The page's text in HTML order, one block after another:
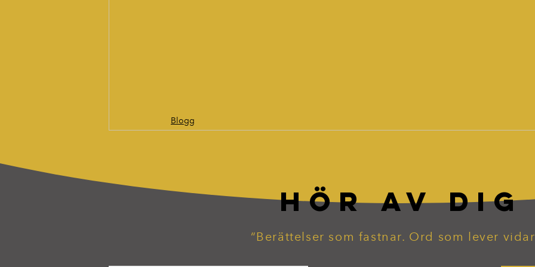
Blogg
HÖR AV DIG
“Berättelser som fastnar. Ord som lever